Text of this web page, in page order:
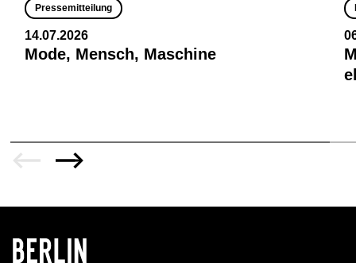
Pressemitteilung
14.07.2026
Mode, Mensch, Maschine